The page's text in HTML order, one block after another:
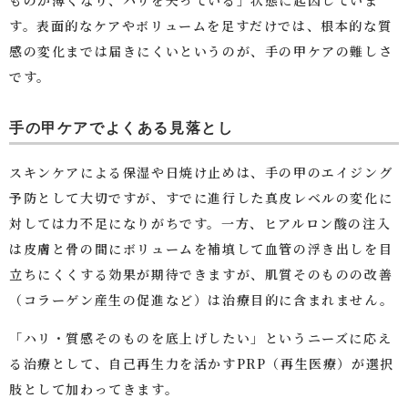
す。表面的なケアやボリュームを足すだけでは、根本的な質
感の変化までは届きにくいというのが、手の甲ケアの難しさ
です。
手の甲ケアでよくある見落とし
スキンケアによる保湿や日焼け止めは、手の甲のエイジング
予防として大切ですが、すでに進行した真皮レベルの変化に
対しては力不足になりがちです。一方、ヒアルロン酸の注入
は皮膚と骨の間にボリュームを補填して血管の浮き出しを目
立ちにくくする効果が期待できますが、肌質そのものの改善
（コラーゲン産生の促進など）は治療目的に含まれません。
「ハリ・質感そのものを底上げしたい」というニーズに応え
る治療として、自己再生力を活かすPRP（再生医療）が選択
肢として加わってきます。